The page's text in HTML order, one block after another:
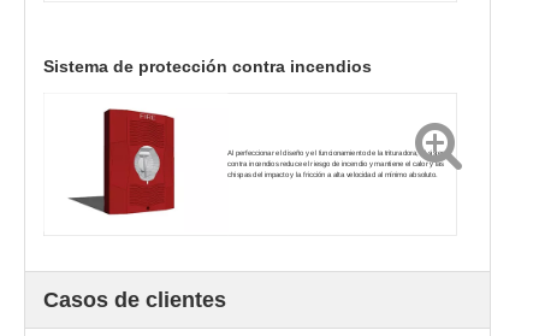
Sistema de protección contra incendios
Al perfeccionar el diseño y el funcionamiento de la trituradora, el sistema
contra incendios reduce el riesgo de incendio y mantiene el calor y las
chispas del impacto y la fricción a alta velocidad al mínimo absoluto.
Casos de clientes